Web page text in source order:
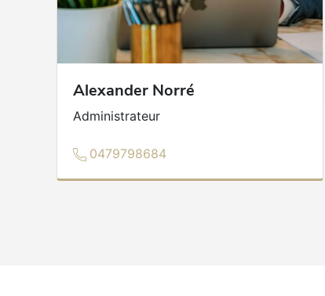
Alexander Norré
Administrateur
0479798684